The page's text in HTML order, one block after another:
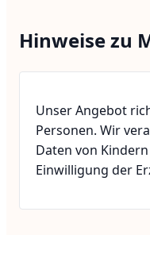
Hinweise zu
Unser Angebot
Personen. Wir
Daten von
Einwilligung der